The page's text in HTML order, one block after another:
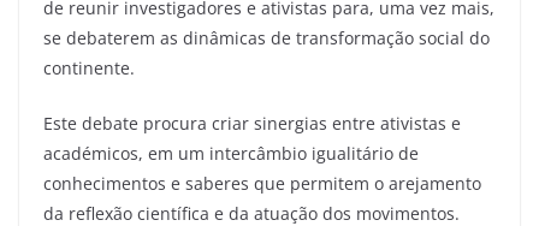
de reunir investigadores e ativistas para, uma vez mais,
se debaterem as dinâmicas de transformação social do
continente.
Este debate procura criar sinergias entre ativistas e
académicos, em um intercâmbio igualitário de
conhecimentos e saberes que permitem o arejamento
da reflexão científica e da atuação dos movimentos.